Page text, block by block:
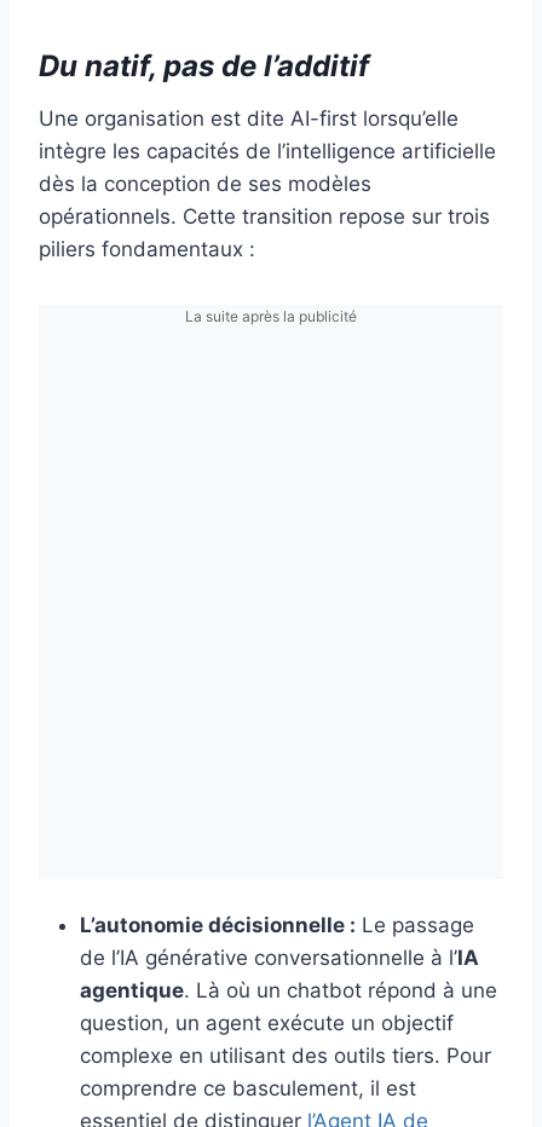
Du natif, pas de l’additif
Une organisation est dite AI-first lorsqu’elle
intègre les capacités de l’intelligence artificielle
dès la conception de ses modèles
opérationnels. Cette transition repose sur trois
piliers fondamentaux :
La suite après la publicité
L’autonomie décisionnelle : Le passage
de l’IA générative conversationnelle à l’IA
agentique. Là où un chatbot répond à une
question, un agent exécute un objectif
complexe en utilisant des outils tiers. Pour
comprendre ce basculement, il est
essentiel de distinguer l’Agent IA de